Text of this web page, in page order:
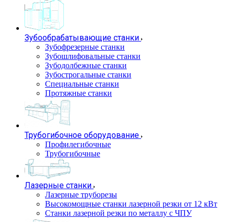
Зубообрабатывающие станки
Зубофрезерные станки
Зубошлифовальные станки
Зубодолбежные станки
Зубострогальные станки
Специальные станки
Протяжные станки
Трубогибочное оборудование
Профилегибочные
Трубогибочные
Лазерные станки
Лазерные труборезы
Высокомощные станки лазерной резки от 12 кВт
Станки лазерной резки по металлу с ЧПУ